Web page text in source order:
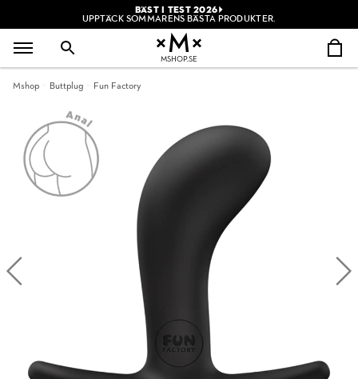
BÄST I TEST 2026
UPPTÄCK SOMMARENS BÄSTA PRODUKTER.
MSHOP.SE
Mshop Buttplug Fun Factory